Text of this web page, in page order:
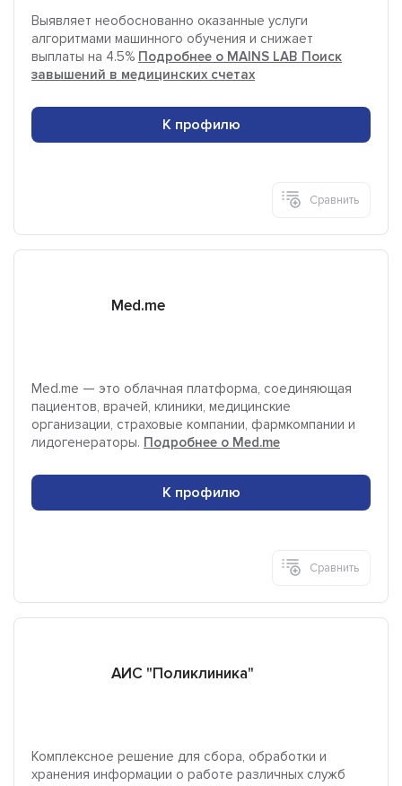
Выявляет необоснованно оказанные услуги
алгоритмами машинного обучения и снижает
выплаты на 4.5% Подробнее о MAINS LAB Поиск
завышений в медицинских счетах
К профилю
Сравнить
Med.me
Med.me — это облачная платформа, соединяющая
пациентов, врачей, клиники, медицинские
организации, страховые компании, фармкомпании и
лидогенераторы. Подробнее о Med.me
К профилю
Сравнить
АИС "Поликлиника"
Комплексное решение для сбора, обработки и
хранения информации о работе различных служб